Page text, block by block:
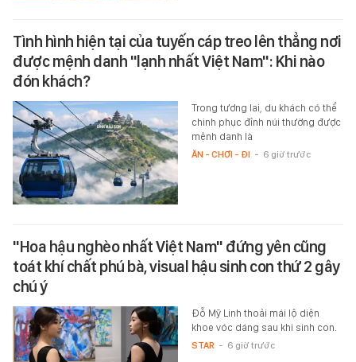
Tình hình hiện tại của tuyến cáp treo lên thẳng nơi
được mệnh danh "lạnh nhất Việt Nam": Khi nào
đón khách?
Trong tương lai, du khách có thể
chinh phục đỉnh núi thường được
mệnh danh là
ĂN - CHƠI - ĐI - 6 giờ trước
"Hoa hậu nghèo nhất Việt Nam" đứng yên cũng
toát khí chất phú bà, visual hậu sinh con thứ 2 gây
chú ý
Đỗ Mỹ Linh thoải mái lộ diện
khoe vóc dáng sau khi sinh con.
STAR - 6 giờ trước